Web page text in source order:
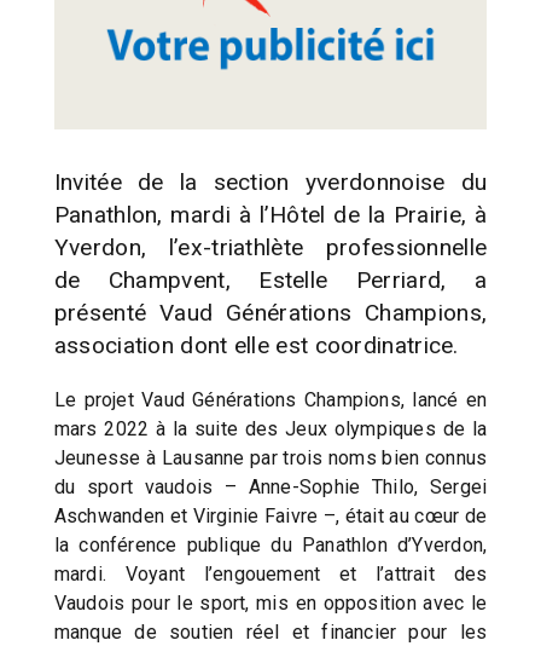
Invitée de la section yverdonnoise du
Panathlon, mardi à l’Hôtel de la Prairie, à
Yverdon, l’ex-triathlète professionnelle
de Champvent, Estelle Perriard, a
présenté Vaud Générations Champions,
association dont elle est coordinatrice.
Le projet Vaud Générations Champions, lancé en
mars 2022 à la suite des Jeux olympiques de la
Jeunesse à Lausanne par trois noms bien connus
du sport vaudois – Anne-Sophie Thilo, Sergei
Aschwanden et Virginie Faivre –, était au cœur de
la conférence publique du Panathlon d’Yverdon,
mardi. Voyant l’engouement et l’attrait des
Vaudois pour le sport, mis en opposition avec le
manque de soutien réel et financier pour les